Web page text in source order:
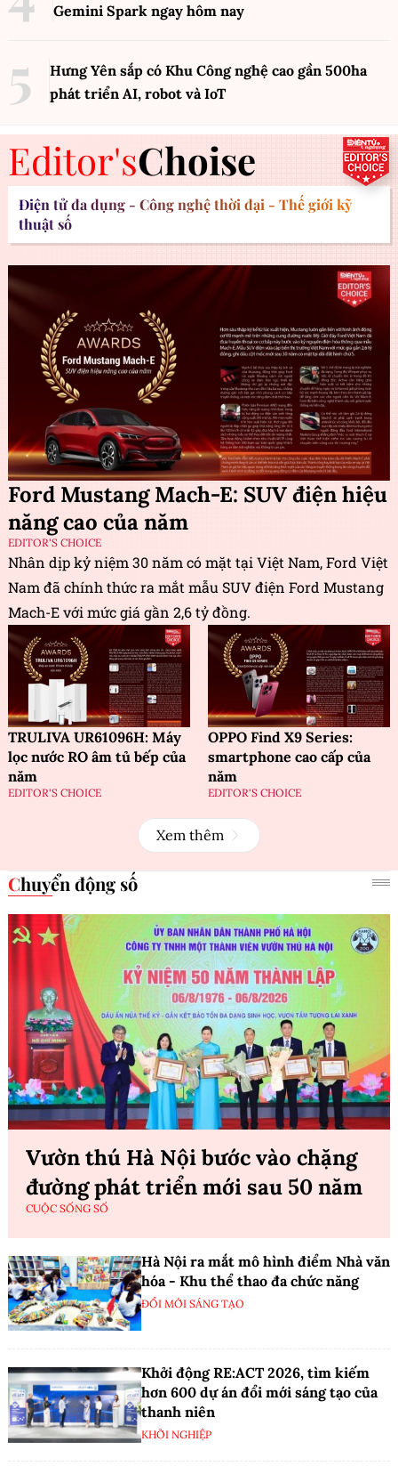
Gemini Spark ngay hôm nay
Hưng Yên sắp có Khu Công nghệ cao gần 500ha
phát triển AI, robot và IoT
Editor'sChoise
Điện tử đa dụng - Công nghệ thời đại - Thế giới kỹ
thuật số
Ford Mustang Mach-E: SUV điện hiệu
năng cao của năm
EDITOR'S CHOICE
Nhân dịp kỷ niệm 30 năm có mặt tại Việt Nam, Ford Việt
Nam đã chính thức ra mắt mẫu SUV điện Ford Mustang
Mach-E với mức giá gần 2,6 tỷ đồng.
TRULIVA UR61096H: Máy
lọc nước RO âm tủ bếp của
năm
EDITOR'S CHOICE
OPPO Find X9 Series:
smartphone cao cấp của
năm
EDITOR'S CHOICE
Xem thêm
Chuyển động số
Vườn thú Hà Nội bước vào chặng
đường phát triển mới sau 50 năm
CUỘC SỐNG SỐ
Hà Nội ra mắt mô hình điểm Nhà văn
hóa - Khu thể thao đa chức năng
ĐỔI MỚI SÁNG TẠO
Khởi động RE:ACT 2026, tìm kiếm
hơn 600 dự án đổi mới sáng tạo của
thanh niên
KHỞI NGHIỆP